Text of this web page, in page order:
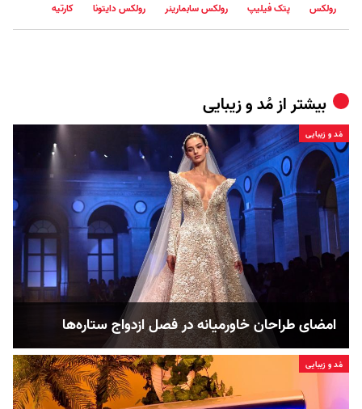
رولکس
پتک فیلیپ رولکس سابمارینر رولکس دایتونا کارتیه
بیشتر ازمُد و زیبایی
مُد و زیبایی
امضای طراحان خاورمیانه در فصل ازدواج ستاره‌ها
مُد و زیبایی